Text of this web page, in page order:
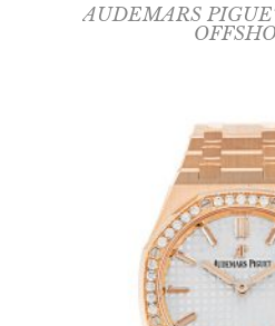
AUDEMARS